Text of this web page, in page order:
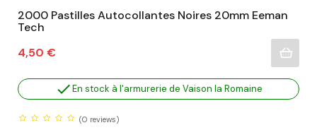
2000 Pastilles Autocollantes Noires 20mm Eeman
Tech
Prix
4,50 €
En stock à l'armurerie de Vaison la Romaine
(0 reviews)